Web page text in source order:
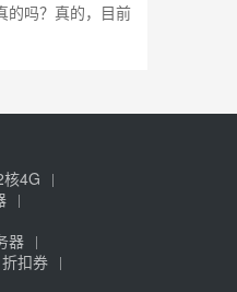
的吗？真的，目前
核4G
器
折扣券